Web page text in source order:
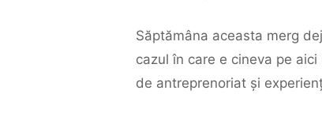
Săptămâna aceasta merg
cazul în care e cineva pe
de antreprenoriat și